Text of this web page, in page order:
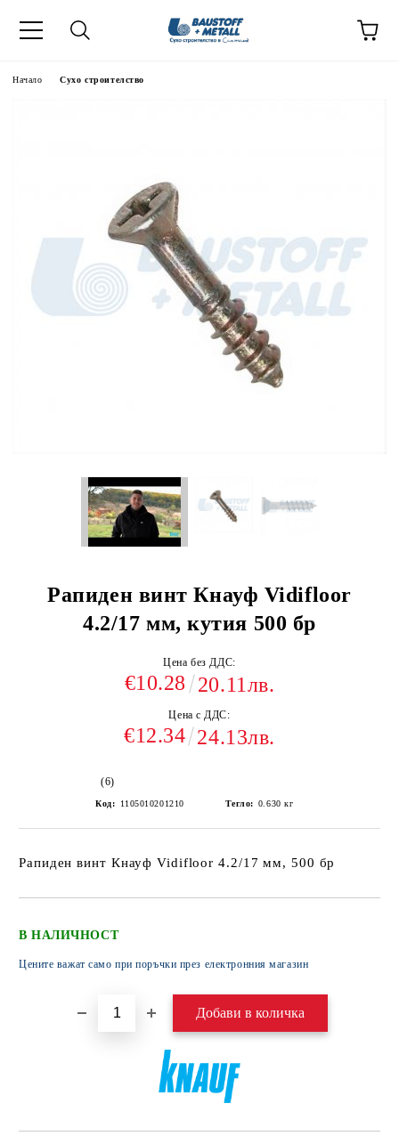
Начало Сухо строителство
Рапиден винт Кнауф Vidifloor
4.2/17 мм, кутия 500 бр
Цена без ДДС:
€10.28 20.11лв.
Цена с ДДС:
€12.34 24.13лв.
(6)
Код: 1105010201210 Тегло: 0.630 кг
Рапиден винт Кнауф Vidifloor 4.2/17 мм, 500 бр
В НАЛИЧНОСТ
Цените важат само при поръчки през електронния магазин